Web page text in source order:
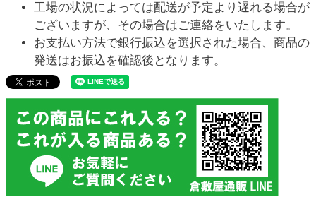
工場の状況によっては配送が予定より遅れる場合が
ございますが、その場合はご連絡をいたします。
お支払い方法で銀行振込を選択された場合、商品の
発送はお振込を確認後となります。